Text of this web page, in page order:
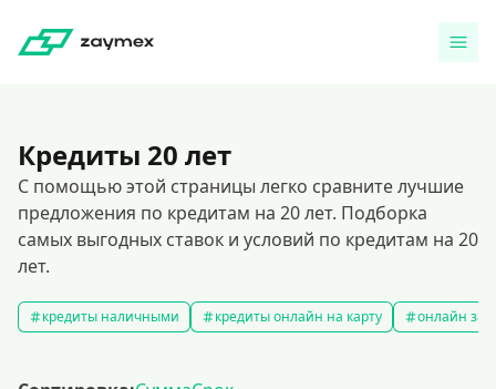
Кредиты 20 лет
С помощью этой страницы легко сравните лучшие
предложения по кредитам на 20 лет. Подборка
самых выгодных ставок и условий по кредитам на 20
лет.
кредиты наличными кредиты онлайн на карту онлайн